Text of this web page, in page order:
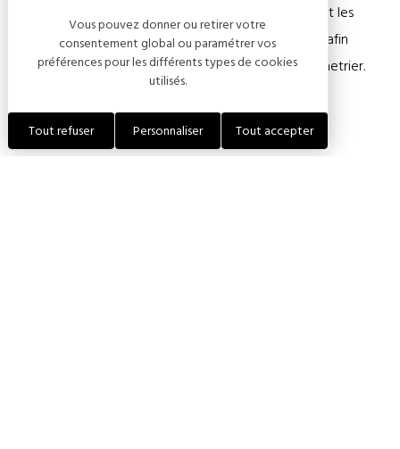
thermorégulée vient d’ailleurs d’intégrer récemment les
chais. Ici tout n’est que bienveillance et délicatesse afin
d’affiner le plus beau des caractères, celui des Mennetrier.
Accueil sur rendez-vous de préférence.
Vous pouvez donner ou retirer votre
consentement global ou paramétrer vos
préférences pour les différents types de cookies
utilisés.
Tout accepter
Tout refuser Personnaliser